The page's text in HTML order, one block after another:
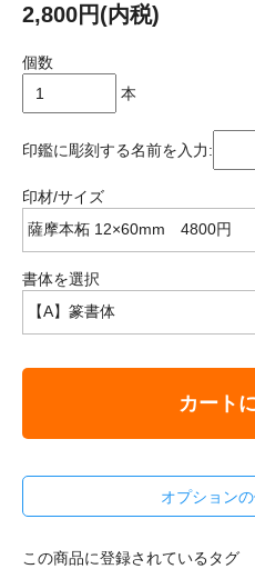
2,800円(内税)
個数
本
印鑑に彫刻する名前を入力:
印材/サイズ
書体を選択
カート
オプション
この商品に登録されているタグ